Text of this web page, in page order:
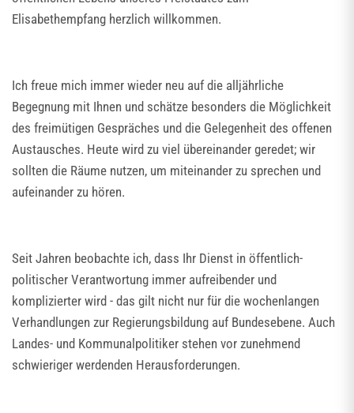
Elisabethempfang herzlich willkommen.
Ich freue mich immer wieder neu auf die alljährliche
Begegnung mit Ihnen und schätze besonders die Möglichkeit
des freimütigen Gespräches und die Gelegenheit des offenen
Austausches. Heute wird zu viel übereinander geredet; wir
sollten die Räume nutzen, um miteinander zu sprechen und
aufeinander zu hören.
Seit Jahren beobachte ich, dass Ihr Dienst in öffentlich-
politischer Verantwortung immer aufreibender und
komplizierter wird - das gilt nicht nur für die wochenlangen
Verhandlungen zur Regierungsbildung auf Bundesebene. Auch
Landes- und Kommunalpolitiker stehen vor zunehmend
schwieriger werdenden Herausforderungen.